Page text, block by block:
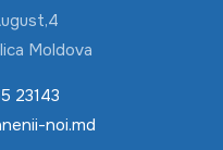
Moldova
23143
noi.md